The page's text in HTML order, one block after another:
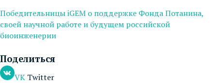
Победительницы iGEM о поддержке Фонда Потанина,
своей научной работе и будущем российской
биоинженерии
Поделиться
VK Twitter